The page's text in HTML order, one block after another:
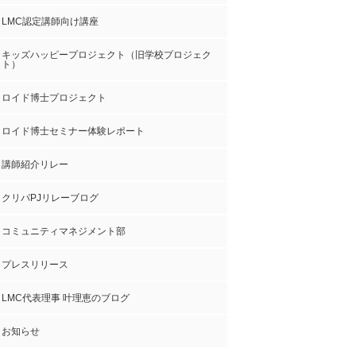
LMC認定講師向け講座
キッズハッピープロジェクト（旧学校プロジェク
ト）
ロイド博士プロジェクト
ロイド博士セミナー体験レポート
講師紹介リレー
クリパPJリレーブログ
コミュニティマネジメント部
プレスリリース
LMC代表理事 叶理恵のブログ
お知らせ